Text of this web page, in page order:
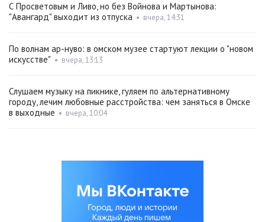
С Просветовым и Ливо, но без Войнова и Мартынова:
"Авангард" выходит из отпуска • вчера, 14:31
По волнам ар-нуво: в омском музее стартуют лекции о "новом
искусстве" • вчера, 13:13
Слушаем музыку на пикнике, гуляем по альтернативному
городу, лечим любовные расстройства: чем заняться в Омске
в выходные • вчера, 10:04